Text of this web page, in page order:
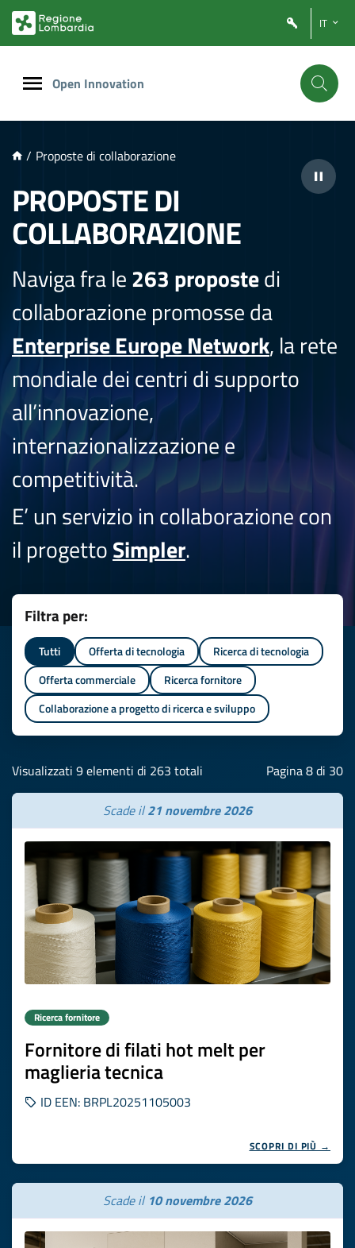
PRINCIPALE
IT
Open Innovation
/ Proposte di collaborazione
PROPOSTE DI
COLLABORAZIONE
Naviga fra le263 propostedi
collaborazione promosse da
Enterprise Europe Network, la rete
mondiale dei centri di supporto
all’innovazione,
internazionalizzazione e
competitività.
E’ un servizio in collaborazione con
il progettoSimpler.
Filtra per:
Tutti Offerta di tecnologia
Ricerca di tecnologia
Offerta commerciale
Ricerca fornitore
Collaborazione a progetto di ricerca e sviluppo
Visualizzati 9 elementi di 263 totali Pagina 8 di 30
Scade il21 novembre 2026
Ricerca fornitore
Fornitore di filati hot melt per
maglieria tecnica
ID EEN: BRPL20251105003
SCOPRI DI PIÙ →
Scade il 10 novembre 2026